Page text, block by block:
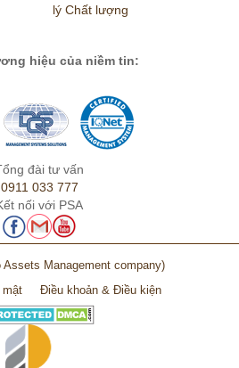
lý Chất lượng
hiệu của niềm tin:
đài tư vấn
0911 033 777
nối với PSA
Assets Management company)
mật
Điều khoản & Điều kiện